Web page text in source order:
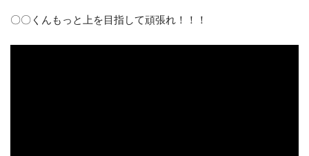
〇〇くんもっと上を目指して頑張れ！！！